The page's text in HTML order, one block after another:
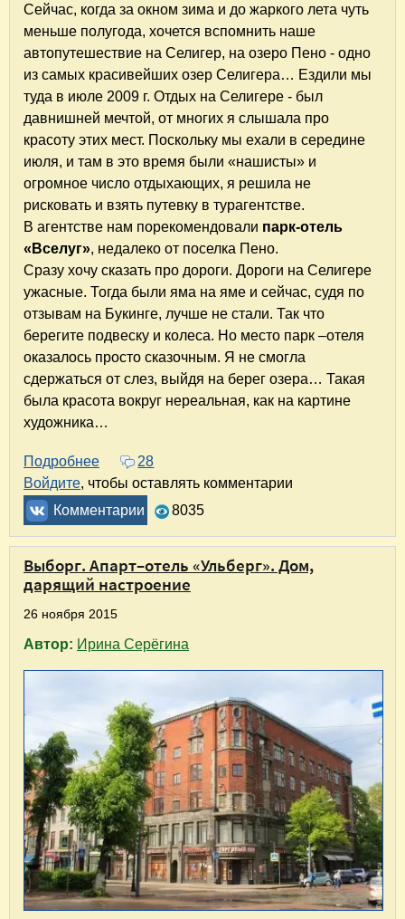
Сейчас, когда за окном зима и до жаркого лета чуть
меньше полугода, хочется вспомнить наше
автопутешествие на Селигер, на озеро Пено - одно
из самых красивейших озер Селигера… Ездили мы
туда в июле 2009 г. Отдых на Селигере - был
давнишней мечтой, от многих я слышала про
красоту этих мест. Поскольку мы ехали в середине
июля, и там в это время были «нашисты» и
огромное число отдыхающих, я решила не
рисковать и взять путевку в турагентстве.
В агентстве нам порекомендовали парк-отель
«Вселуг», недалеко от поселка Пено.
Сразу хочу сказать про дороги. Дороги на Селигере
ужасные. Тогда были яма на яме и сейчас, судя по
отзывам на Букинге, лучше не стали. Так что
берегите подвеску и колеса. Но место парк –отеля
оказалось просто сказочным. Я не смогла
сдержаться от слез, выйдя на берег озера… Такая
была красота вокруг нереальная, как на картине
художника…
Подробнее о Парк-отель "Вселуг". Отдых на Селигере,
28
Войдите, чтобы оставлять комментарии
Комментарии
8035
Выборг. Апарт–отель «Ульберг». Дом,
дарящий настроение
26 ноября 2015
Автор: Ирина Серёгина